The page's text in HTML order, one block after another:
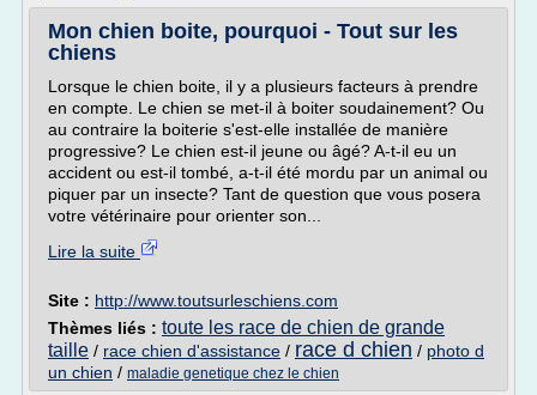
Mon chien boite, pourquoi - Tout sur les
chiens
Lorsque le chien boite, il y a plusieurs facteurs à prendre
en compte. Le chien se met-il à boiter soudainement? Ou
au contraire la boiterie s'est-elle installée de manière
progressive? Le chien est-il jeune ou âgé? A-t-il eu un
accident ou est-il tombé, a-t-il été mordu par un animal ou
piquer par un insecte? Tant de question que vous posera
votre vétérinaire pour orienter son...
Lire la suite
Site : http://www.toutsurleschiens.com
Thèmes liés : toute les race de chien de grande
taille / race chien d'assistance / race d chien / photo d
un chien / maladie genetique chez le chien